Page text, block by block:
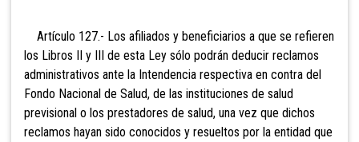
Artículo 127.- Los afiliados y beneficiarios a que se refieren
los Libros II y III de esta Ley sólo podrán deducir reclamos
administrativos ante la Intendencia respectiva en contra del
Fondo Nacional de Salud, de las instituciones de salud
previsional o los prestadores de salud, una vez que dichos
reclamos hayan sido conocidos y resueltos por la entidad que